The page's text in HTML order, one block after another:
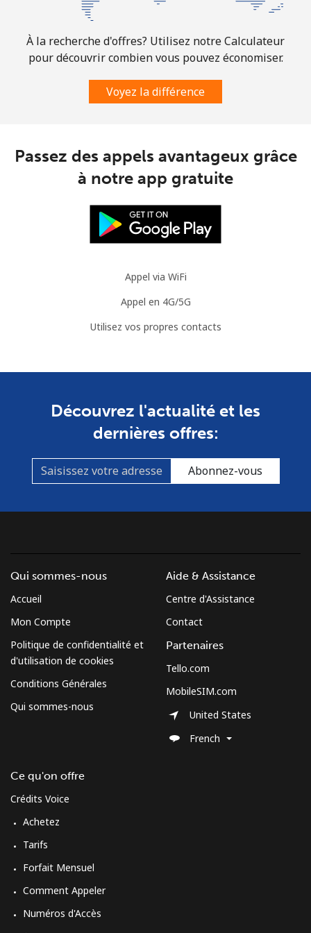
À la recherche d'offres? Utilisez notre Calculateur
pour découvrir combien vous pouvez économiser.
Voyez la différence
Passez des appels avantageux grâce
à notre app gratuite
Appel via WiFi
Appel en 4G/5G
Utilisez vos propres contacts
Découvrez l'actualité et les
dernières offres:
Abonnez-vous
Qui sommes-nous
Accueil
Mon Compte
Politique de confidentialité et
d'utilisation de cookies
Conditions Générales
Qui sommes-nous
Ce qu'on offre
Crédits Voice
Achetez
Tarifs
Forfait Mensuel
Comment Appeler
Numéros d'Accès
Aide & Assistance
Centre d'Assistance
Contact
Partenaires
Tello.com
MobileSIM.com
United States
French